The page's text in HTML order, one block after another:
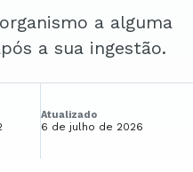
a sua ingestão.
Atualizado
6 de julho de 2026